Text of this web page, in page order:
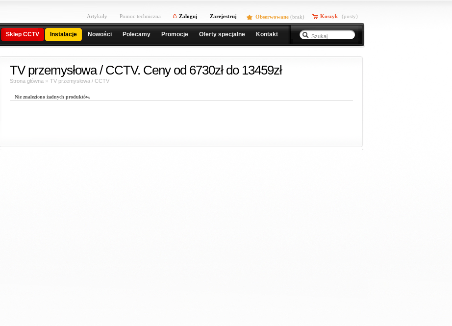
Artykuły Pomoc techniczna Zaloguj Zarejestruj Obserwowane (brak) Koszyk (pusty)
Sklep CCTV Instalacje Nowości Polecamy Promocje Oferty specjalne Kontakt
TV przemysłowa / CCTV. Ceny od 6730zł do 13459zł
Strona główna » TV przemysłowa / CCTV
Nie znaleziono żadnych produktów.